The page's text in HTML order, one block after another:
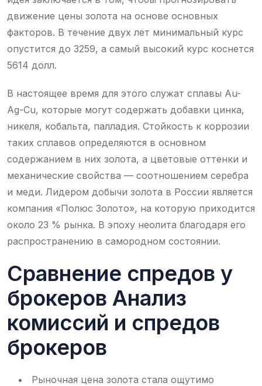
движение цены золота на основе основных
факторов. В течение двух лет минимальный курс
опустится до 3259, а самый высокий курс коснется
5614 долл.
В настоящее время для этого служат сплавы Au-
Ag-Cu, которые могут содержать добавки цинка,
никеля, кобальта, палладия. Стойкость к коррозии
таких сплавов определяются в основном
содержанием в них золота, а цветовые оттенки и
механические свойства — соотношением серебра
и меди. Лидером добычи золота в России является
компания «Полюс Золото», на которую приходится
около 23 % рынка. В эпоху неолита благодаря его
распространению в самородном состоянии.
Сравнение спредов у
брокеров Анализ
комиссий и спредов
брокеров
Рыночная цена золота стала ощутимо